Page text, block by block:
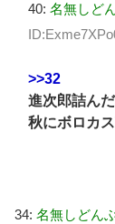
40: 名無しど
>>32
進次郎詰ん
秋にボロカ
34: 名無しどん